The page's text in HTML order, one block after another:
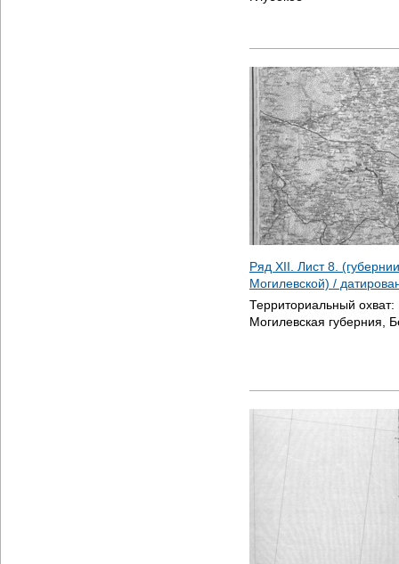
Ряд XII. Лист 8.
Могилевской) /
Территориальный охват:
Могилевская губерния,